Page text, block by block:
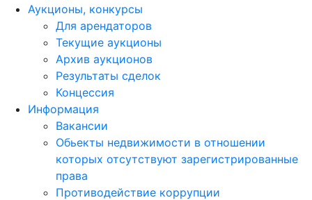
Аукционы, конкурсы
Для арендаторов
Текущие аукционы
Архив аукционов
Результаты сделок
Концессия
Информация
Вакансии
Обьекты недвижимости в отношении
которых отсутствуют зарегистрированные
права
Противодействие коррупции